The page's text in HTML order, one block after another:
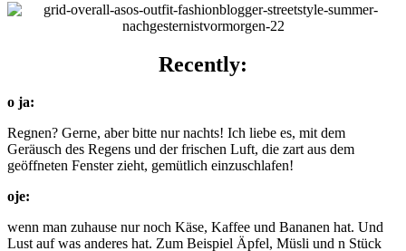
Recently:
o ja:
Regnen? Gerne, aber bitte nur nachts! Ich liebe es, mit dem
Geräusch des Regens und der frischen Luft, die zart aus dem
geöffneten Fenster zieht, gemütlich einzuschlafen!
oje:
wenn man zuhause nur noch Käse, Kaffee und Bananen hat. Und
Lust auf was anderes hat. Zum Beispiel Äpfel, Müsli und n Stück